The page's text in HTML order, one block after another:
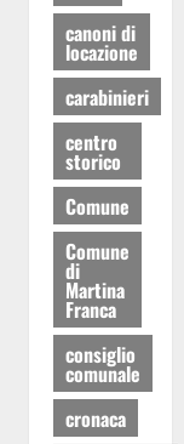
canoni di
locazione
carabinieri
centro
storico
Comune
Comune
di
Martina
Franca
consiglio
comunale
cronaca